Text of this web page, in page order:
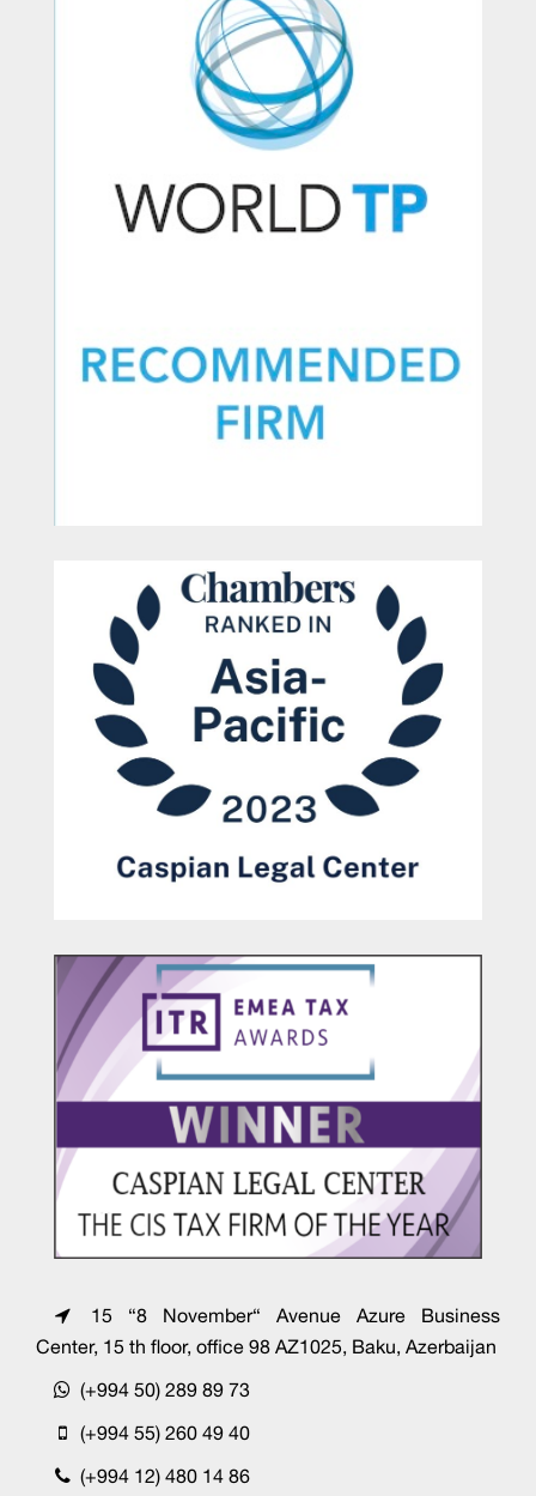
15 “8 November“ Avenue Azure Business
Center, 15 th floor, office 98 AZ1025, Baku, Azerbaijan
(+994 50) 289 89 73
(+994 55) 260 49 40
(+994 12) 480 14 86